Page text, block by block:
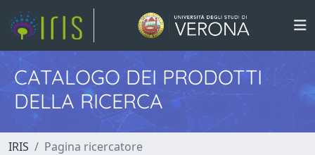
CATALOGO DEI PRODOTTI
DELLA RICERCA
IRIS Pagina ricercatore